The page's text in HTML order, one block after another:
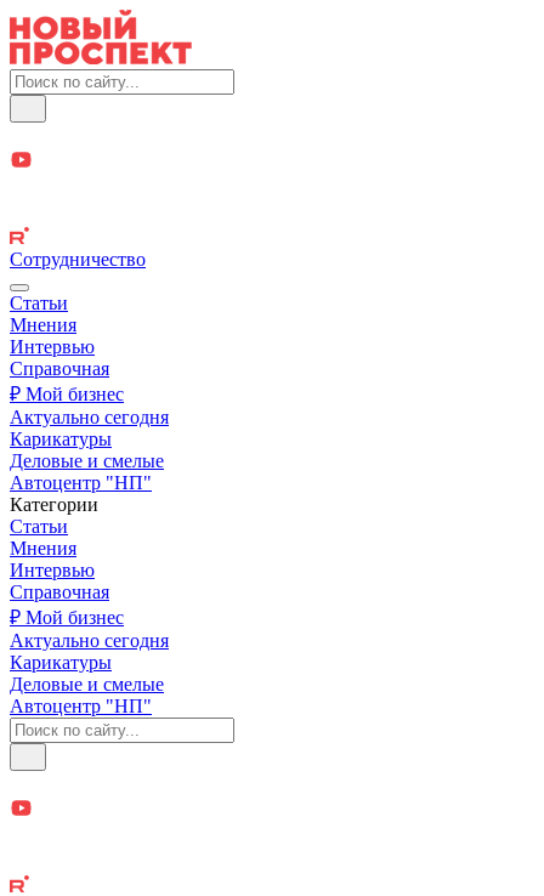
Сотрудничество
Статьи
Мнения
Интервью
Справочная
₽ Мой бизнес
Актуально сегодня
Карикатуры
Деловые и смелые
Автоцентр "НП"
Категории
Статьи
Мнения
Интервью
Справочная
₽ Мой бизнес
Актуально сегодня
Карикатуры
Деловые и смелые
Автоцентр "НП"